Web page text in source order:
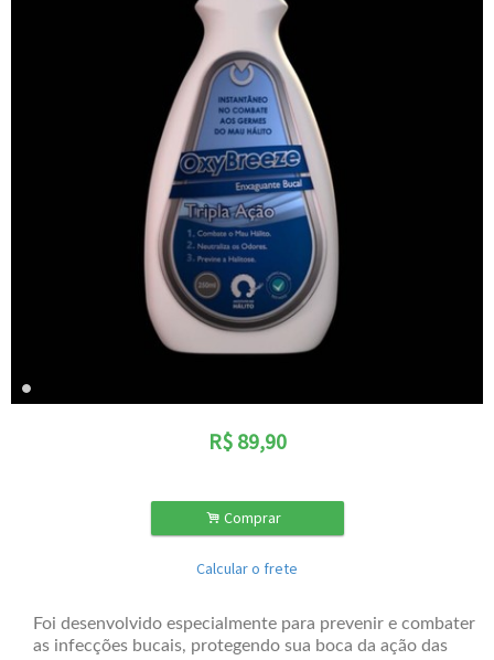
R$ 89,90
. Comprar
Calcular o frete
Foi desenvolvido especialmente para prevenir e combater
as infecções bucais, protegendo sua boca da ação das